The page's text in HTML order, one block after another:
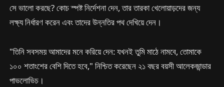
সে ভালো করছে? কোচ স্পষ্ট নির্দেশনা দেন, তার তারকা খেলোয়াড়দের জন্য
লক্ষ্য নির্ধারণ করেন এবং তাদের উন্নতির পথ দেখিয়ে দেন।
"তিনি সবসময় আমাদের মনে করিয়ে দেন: যখনই তুমি মাঠে নামবে, তোমাকে
১০০ শতাংশের বেশি দিতে হবে," নিশ্চিত করেছেন ২১ বছর বয়সী আলেকজান্ডার
পাভলোভিচ।